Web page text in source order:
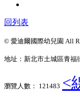
回列表
© 愛迪爾國際幼兒園 All
地址：新北市土城區青福
瀏覽人數： 121483 <